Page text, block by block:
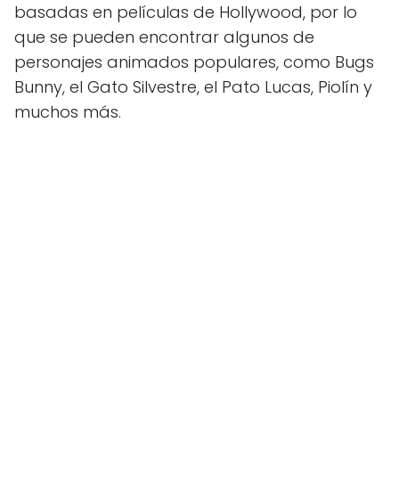
basadas en películas de Hollywood, por lo
que se pueden encontrar algunos de
personajes animados populares, como Bugs
Bunny, el Gato Silvestre, el Pato Lucas, Piolín y
muchos más.